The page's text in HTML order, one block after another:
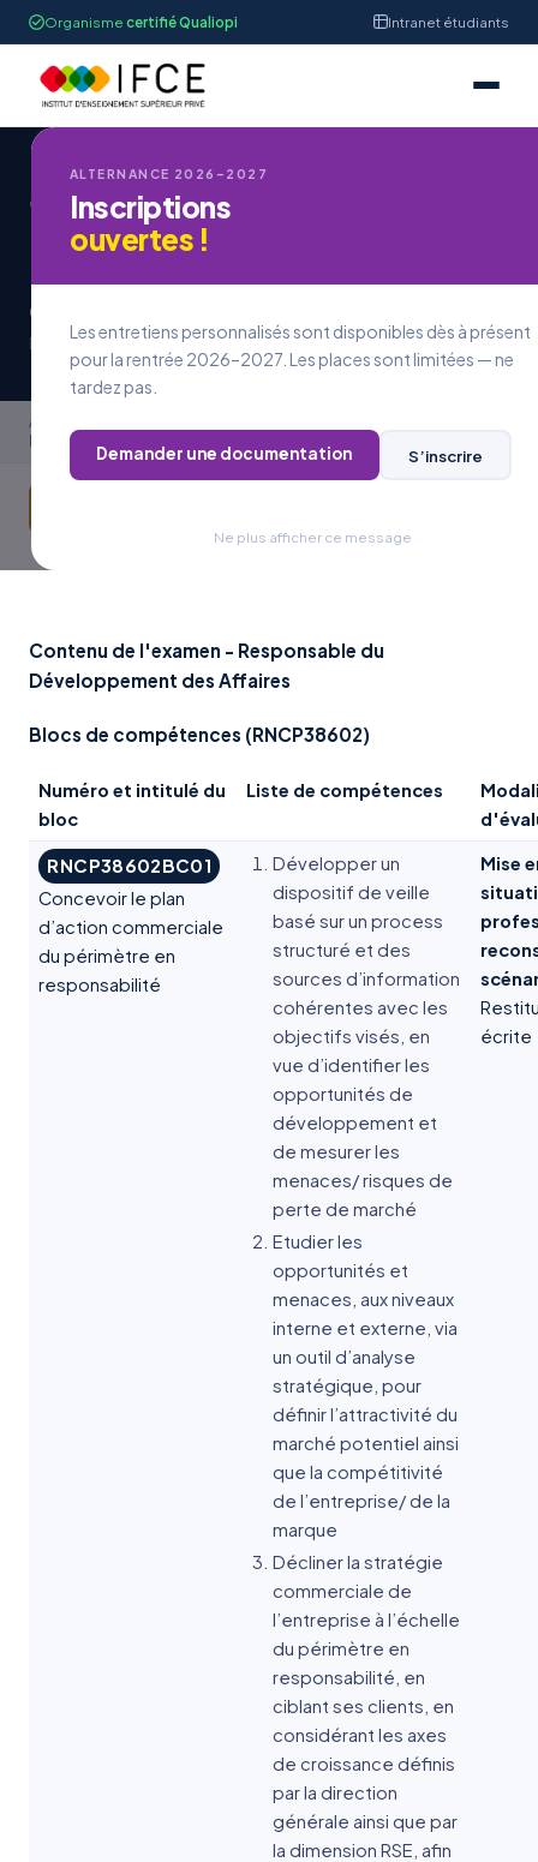
Organisme certifié Qualiopi Intranet étudiants
ALTERNANCE 2026–2027
Inscriptions
ouvertes !
Les entretiens personnalisés sont disponibles dès à présent
pour la rentrée 2026–2027. Les places sont limitées — ne
tardez pas.
Demander une documentation S’inscrire
Ne plus afficher ce message
OFFRE DE FORMATION 2026/2027
Référentiel
des Affaires
IFCE Strasbourg — Formation en alternance — Bac+2 à Bac+5
Accueil
Responsable du Développement des Affaires
Contenu de l'examen - Responsable du
Développement des Affaires
Blocs de compétences (RNCP38602)
Numéro et intitulé du
bloc
Liste de compétences
RNCP38602BC01
Concevoir le plan
d’action commerciale
du périmètre en
responsabilité
Développer un
dispositif de veille
basé sur un process
structuré et des
sources d’information
cohérentes avec les
objectifs visés, en
vue d’identifier les
opportunités de
développement et
de mesurer les
menaces/ risques de
perte de marché
Etudier les
opportunités et
menaces, aux niveaux
interne et externe, via
un outil d’analyse
stratégique, pour
définir l’attractivité du
marché potentiel ainsi
que la compétitivité
de l’entreprise/ de la
marque
Décliner la stratégie
commerciale de
l’entreprise à l’échelle
du périmètre en
responsabilité, en
ciblant ses clients, en
considérant les axes
de croissance définis
par la direction
générale ainsi que par
la dimension RSE, afin
Mise
écrite